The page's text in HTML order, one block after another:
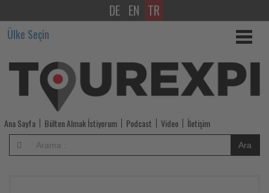
Air
Astana
Kıbrıs
ve
Çin
uçuş
ağını
genişletiyor
DE EN TR
Ülke Seçin
Ana Sayfa Bülten Almak İstiyorum Podcast Video İletişim
Ara